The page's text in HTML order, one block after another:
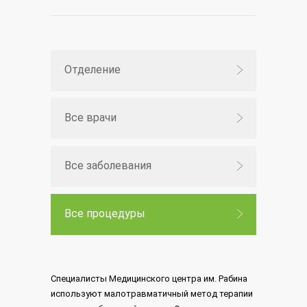
Отделение
Все врачи
Все заболевания
Все процедуры
Специалисты Медицинского центра им. Рабина
используют малотравматичный метод терапии